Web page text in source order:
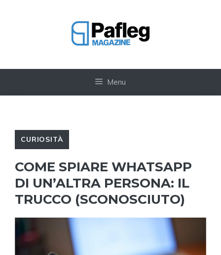
Menu
CURIOSITÀ
COME SPIARE WHATSAPP
DI UN’ALTRA PERSONA: IL
TRUCCO (SCONOSCIUTO)